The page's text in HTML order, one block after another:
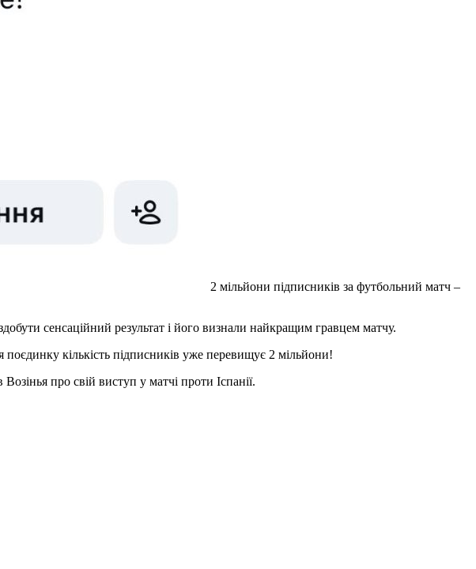
2 мільйони підписників за футбольний матч –
сенсаційний результат і його визнали найкращим гравцем матчу.
кількість підписників уже перевищує 2 мільйони!
про свій виступ у матчі проти Іспанії.